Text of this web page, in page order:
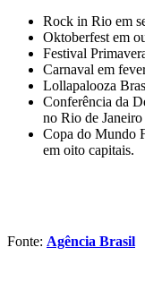
Rock in Rio em
Oktoberfest em
Festival
Carnaval em
Lollapalooza
Conferência da
no Rio de
Copa do Mundo
em oito capitais.
Fonte: Agência Brasil